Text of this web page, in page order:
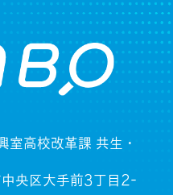
室高校改革課 共生・
央区大手前3丁目2-